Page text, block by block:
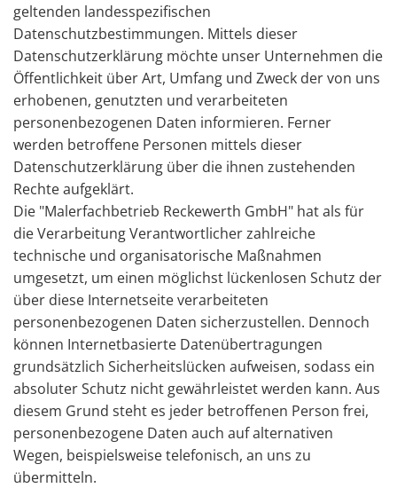
geltenden landesspezifischen
Datenschutzbestimmungen. Mittels dieser
Datenschutzerklärung möchte unser Unternehmen die
Öffentlichkeit über Art, Umfang und Zweck der von uns
erhobenen, genutzten und verarbeiteten
personenbezogenen Daten informieren. Ferner
werden betroffene Personen mittels dieser
Datenschutzerklärung über die ihnen zustehenden
Rechte aufgeklärt.
Die "Malerfachbetrieb Reckewerth GmbH" hat als für
die Verarbeitung Verantwortlicher zahlreiche
technische und organisatorische Maßnahmen
umgesetzt, um einen möglichst lückenlosen Schutz der
über diese Internetseite verarbeiteten
personenbezogenen Daten sicherzustellen. Dennoch
können Internetbasierte Datenübertragungen
grundsätzlich Sicherheitslücken aufweisen, sodass ein
absoluter Schutz nicht gewährleistet werden kann. Aus
diesem Grund steht es jeder betroffenen Person frei,
personenbezogene Daten auch auf alternativen
Wegen, beispielsweise telefonisch, an uns zu
übermitteln.